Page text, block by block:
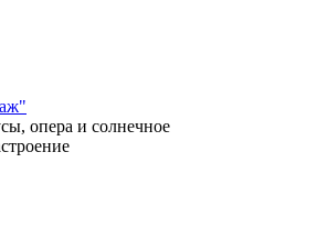
опера и солнечное